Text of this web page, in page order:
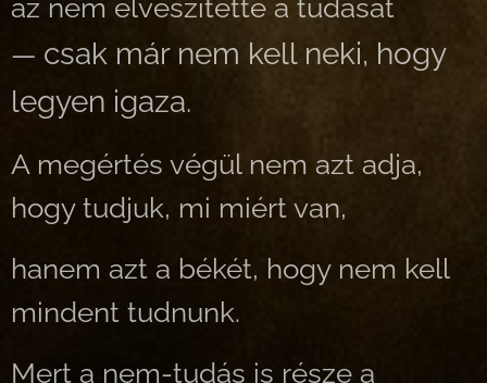
az nem elveszítette a tudását
— csak már nem kell neki, hogy
legyen igaza.
A megértés végül nem azt adja,
hogy tudjuk, mi miért van,
hanem azt a békét, hogy nem kell
mindent tudnunk.
Mert a nem-tudás is része a